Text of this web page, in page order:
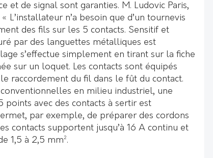
et de signal sont garanties. M. Ludovic Paris,
L’installateur n’a besoin que d’un tournevis
des fils sur les 5 contacts. Sensitif et
par des languettes métalliques est
s’effectue simplement en tirant sur la fiche
sur un loquet. Les contacts sont équipés
raccordement du fil dans le fût du contact.
en milieu industriel, une
points avec des contacts à sertir est
par exemple, de préparer des cordons
contacts supportent jusqu’à 16 A continu et
1,5 à 2,5 mm².